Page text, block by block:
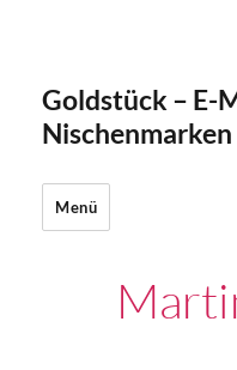
Goldstück – E-
Nischenmarken
Menü